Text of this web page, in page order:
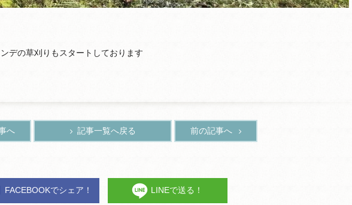
デの草刈りもスタートしております
へ 記事一覧へ戻る 前の記事へ
FACEBOOKでシェア！ LINEで送る！